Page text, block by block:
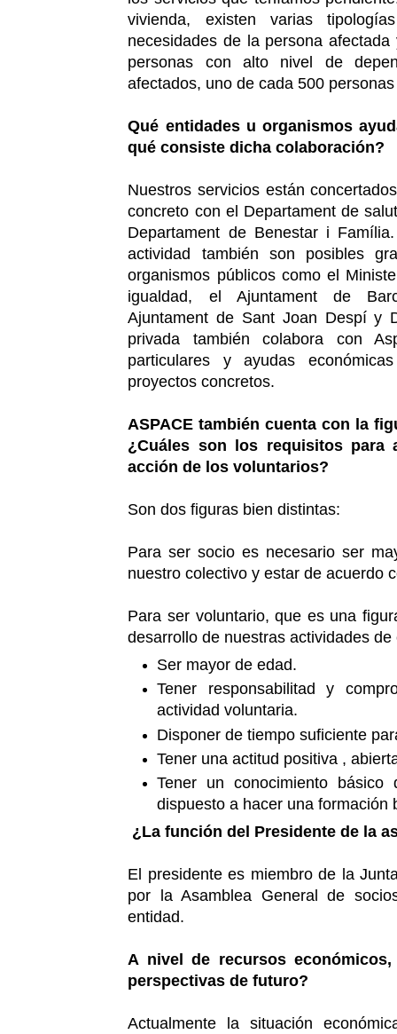
vivienda, existen varias
necesidades de la persona
personas con alto nivel de
afectados, uno de cada 500
Qué entidades u organismos
qué consiste dicha colaboración?
Nuestros servicios están
concreto con el Departament de
Departament de Benestar i
actividad también son posibles
organismos públicos como el
igualdad, el Ajuntament de
Ajuntament de Sant Joan Despí y
privada también colabora con
particulares y ayudas
proyectos concretos.
ASPACE también cuenta con la
¿Cuáles son los requisitos para
acción de los voluntarios?
Son dos figuras bien distintas:
Para ser socio es necesario ser
nuestro colectivo y estar de acuerdo
Para ser voluntario, que es una
desarrollo de nuestras actividades
Ser mayor de edad.
Tener responsabilitad y
actividad voluntaria.
Disponer de tiempo suficiente
Tener una actitud positiva ,
Tener un conocimiento
dispuesto a hacer una formación
¿La función del Presidente de la
El presidente es miembro de la
por la Asamblea General de
entidad.
A nivel de recursos
perspectivas de futuro?
Actualmente la situación